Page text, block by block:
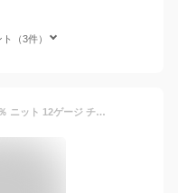
（3件）
カーディガン メンズ 洗える 綿100％ ニット 12ゲージ チャコール/黒 3L〜10L ビッグ ラージ ニッセン nissen